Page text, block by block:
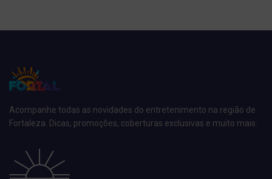
Acompanhe todas as novidades do entretenimento na região de
Fortaleza. Dicas, promoções, coberturas exclusivas e muito mais.